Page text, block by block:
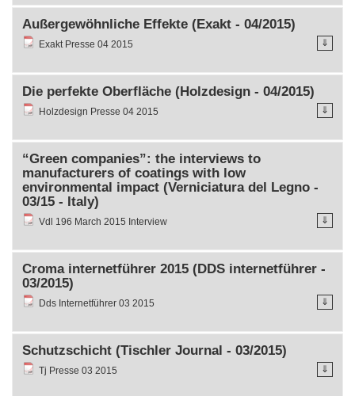
Außergewöhnliche Effekte (Exakt - 04/2015)
Exakt Presse 04 2015 ⇓
Die perfekte Oberfläche (Holzdesign - 04/2015)
Holzdesign Presse 04 2015 ⇓
“Green companies”: the interviews to
manufacturers of coatings with low
environmental impact (Verniciatura del Legno -
03/15 - Italy)
Vdl 196 March 2015 Interview ⇓
Croma internetführer 2015 (DDS internetführer -
03/2015)
Dds Internetführer 03 2015 ⇓
Schutzschicht (Tischler Journal - 03/2015)
Tj Presse 03 2015 ⇓